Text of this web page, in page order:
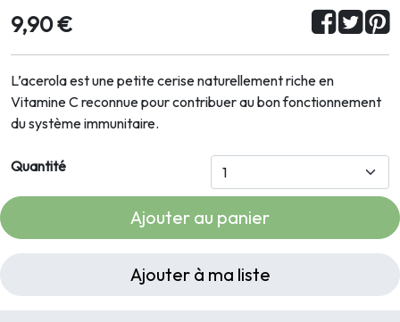
9,90 €
L’acerola est une petite cerise naturellement riche en
Vitamine C reconnue pour contribuer au bon fonctionnement
du système immunitaire.
Quantité
Ajouter au panier
Ajouter à ma liste